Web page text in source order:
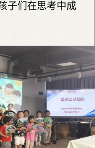
子们在思考中成